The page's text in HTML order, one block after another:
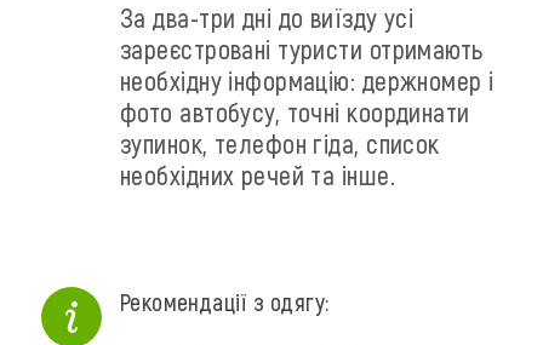
За два-три дні до виїзду усі
зареєстровані туристи отримають
необхідну інформацію: держномер і
фото автобусу, точні координати
зупинок, телефон гіда, список
необхідних речей та інше.
Рекомендації з одягу: